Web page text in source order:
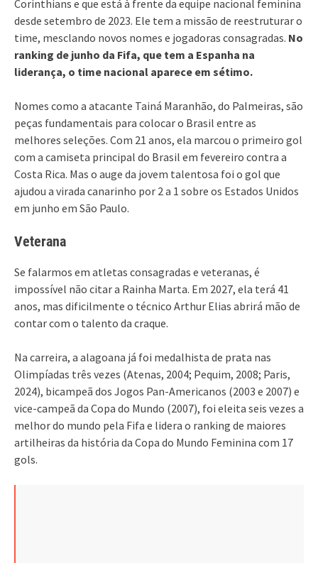
Corinthians e que está à frente da equipe nacional feminina
desde setembro de 2023. Ele tem a missão de reestruturar o
time, mesclando novos nomes e jogadoras consagradas. No
ranking de junho da Fifa, que tem a Espanha na
liderança, o time nacional aparece em sétimo.
Nomes como a atacante Tainá Maranhão, do Palmeiras, são
peças fundamentais para colocar o Brasil entre as
melhores seleções. Com 21 anos, ela marcou o primeiro gol
com a camiseta principal do Brasil em fevereiro contra a
Costa Rica. Mas o auge da jovem talentosa foi o gol que
ajudou a virada canarinho por 2 a 1 sobre os Estados Unidos
em junho em São Paulo.
Veterana
Se falarmos em atletas consagradas e veteranas, é
impossível não citar a Rainha Marta. Em 2027, ela terá 41
anos, mas dificilmente o técnico Arthur Elias abrirá mão de
contar com o talento da craque.
Na carreira, a alagoana já foi medalhista de prata nas
Olimpíadas três vezes (Atenas, 2004; Pequim, 2008; Paris,
2024), bicampeã dos Jogos Pan-Americanos (2003 e 2007) e
vice-campeã da Copa do Mundo (2007), foi eleita seis vezes a
melhor do mundo pela Fifa e lidera o ranking de maiores
artilheiras da história da Copa do Mundo Feminina com 17
gols.